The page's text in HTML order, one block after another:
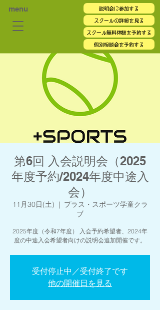
menu 説明会に参加する
スクールの詳細を見る
スクール無料体験を予約する
個別相談会を予約する
第6回 入会説明会（2025
年度予約/2024年度中途入
会）
11月30日(土)
  |
プラス・スポーツ学童クラ
ブ
2025年度（令和7年度） 入会予約希望者、2024年
度の中途入会希望者向けの説明会追加開催です。
受付停止中／受付終了です
他の開催日を見る